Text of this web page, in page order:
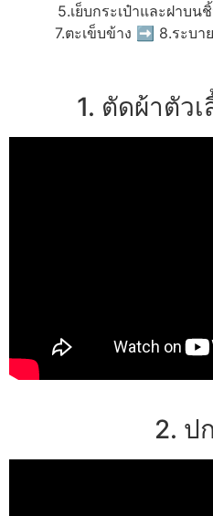
5.เย็บกระเป๋าและฝาบ
7.ตะเข็บข้าง ➡ 8.ระบ
1. ตัดผ้าตัว
2. ป